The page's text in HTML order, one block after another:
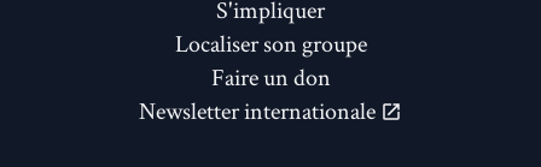
S'impliquer
Localiser son groupe
Faire un don
Newsletter internationale